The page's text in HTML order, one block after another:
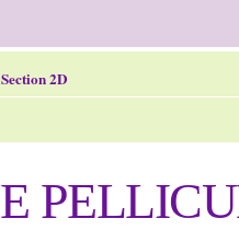
Section 2D